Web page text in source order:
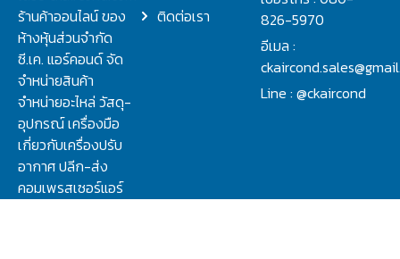
ร้านค้าออนไลน์ ของ
ห้างหุ้นส่วนจำกัด
ซี.เค. แอร์คอนด์ จัด
จำหน่ายสินค้า
จำหน่ายอะไหล่ วัสดุ-
อุปกรณ์ เครื่องมือ
เกี่ยวกับเครื่องปรับ
อากาศ ปลีก-ส่ง
คอมเพรสเซอร์แอร์
ติดต่อเรา
826-5970
อีเมล :
Line : @ckaircond